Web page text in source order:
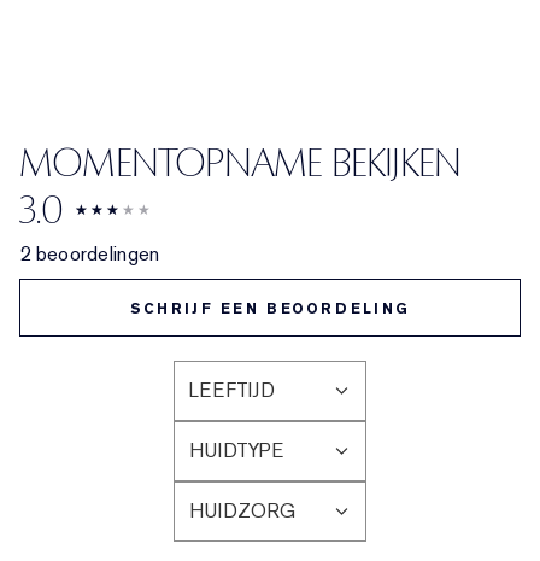
MOMENTOPNAME BEKIJKEN
3.0
2 beoordelingen
SCHRIJF EEN BEOORDELING
LEEFTIJD
FILTER
BEOORDELINGEN
OP
LEEFTIJD
HUIDTYPE
FILTER
BEOORDELINGEN
OP
HUIDTYPE
HUIDZORG
FILTER
BEOORDELINGEN